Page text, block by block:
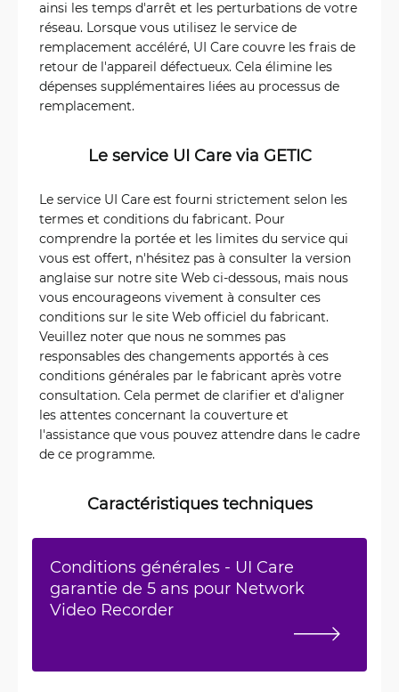
ainsi les temps d'arrêt et les perturbations de votre
réseau. Lorsque vous utilisez le service de
remplacement accéléré, UI Care couvre les frais de
retour de l'appareil défectueux. Cela élimine les
dépenses supplémentaires liées au processus de
remplacement.
Le service UI Care via GETIC
Le service UI Care est fourni strictement selon les
termes et conditions du fabricant. Pour
comprendre la portée et les limites du service qui
vous est offert, n'hésitez pas à consulter la version
anglaise sur notre site Web ci-dessous, mais nous
vous encourageons vivement à consulter ces
conditions sur le site Web officiel du fabricant.
Veuillez noter que nous ne sommes pas
responsables des changements apportés à ces
conditions générales par le fabricant après votre
consultation. Cela permet de clarifier et d'aligner
les attentes concernant la couverture et
l'assistance que vous pouvez attendre dans le cadre
de ce programme.
Caractéristiques techniques
Conditions générales - UI Care
garantie de 5 ans pour Network
Video Recorder